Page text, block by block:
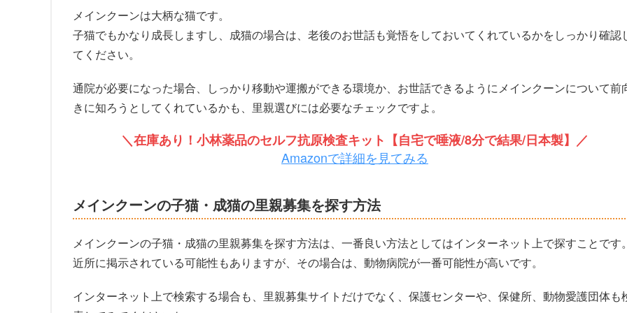
メインクーンは大柄な猫です。
子猫でもかなり成長しますし、成猫の場合は、老後のお世話も覚悟をしておいてくれているかをしっかり確認
てください。
通院が必要になった場合、しっかり移動や運搬ができる環境か、お世話できるようにメインクーンについて前
きに知ろうとしてくれているかも、里親選びには必要なチェックですよ。
＼在庫あり！小林薬品のセルフ抗原検査キット【自宅で唾液/8分で結果/日本製】／
Amazonで詳細を見てみる
メインクーンの子猫・成猫の里親募集を探す方法
メインクーンの子猫・成猫の里親募集を探す方法は、一番良い方法としてはインターネット上で探すことです。
近所に掲示されている可能性もありますが、その場合は、動物病院が一番可能性が高いです。
インターネット上で検索する場合も、里親募集サイトだけでなく、保護センターや、保健所、動物愛護団体も